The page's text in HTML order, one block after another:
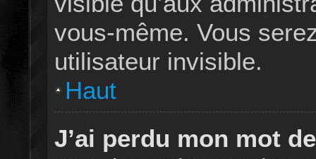
vous-même. Vous
utilisateur invisible.
Haut
J’ai perdu mon mot